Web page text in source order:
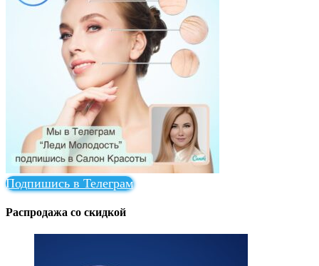
Подпишись в Телеграм
Распродажа со скидкой